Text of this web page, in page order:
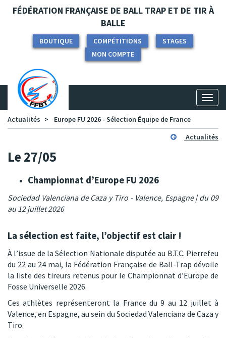
Panneau de gestion des cookies
FÉDÉRATION FRANÇAISE DE BALL TRAP ET DE TIR À
BALLE
BOUTIQUE COMPÉTITIONS
STAGES
MON COMPTE
Actualités
Europe FU 2026 - Sélection Équipe de France
Actualités
Le 27/05
Championnat d’Europe FU 2026
Sociedad Valenciana de Caza y Tiro - Valence, Espagne | du 09
au 12 juillet 2026
La sélection est faite, l’objectif est clair !
À l’issue de la Sélection Nationale disputée au B.T.C. Pierrefeu
du 22 au 24 mai, la Fédération Française de Ball-Trap dévoile
la liste des tireurs retenus pour le Championnat d’Europe de
Fosse Universelle 2026.
Ces athlètes représenteront la France du 9 au 12 juillet à
Valence, en Espagne, au sein du Sociedad Valenciana de Caza y
Tiro.